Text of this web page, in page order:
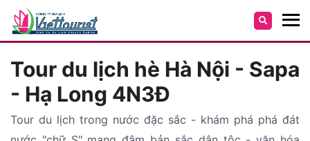
Tour du lịch hè Hà Nội - Sapa
- Hạ Long 4N3Đ
Tour du lịch trong nước đặc sắc - khám phá phá đát